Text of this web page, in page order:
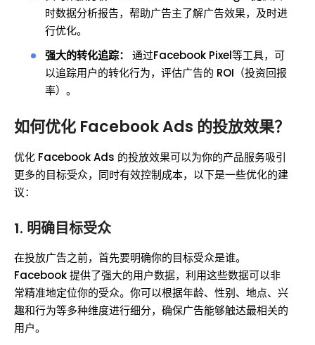
时数据分析报告，帮助广告主了解广告效果，及时进
行优化。
强大的转化追踪：
通过Facebook Pixel等工具，可
以追踪用户的转化行为，评估广告的 ROI（投资回报
率）。
如何优化 Facebook Ads 的投放效果？
优化 Facebook Ads 的投放效果可以为你的产品服务吸引
更多的目标受众，同时有效控制成本，以下是一些优化的建
议：
1. 明确目标受众
在投放广告之前，首先要明确你的目标受众是谁。
Facebook 提供了强大的用户数据，利用这些数据可以非
常精准地定位你的受众。你可以根据年龄、性别、地点、兴
趣和行为等多种维度进行细分，确保广告能够触达最相关的
用户。